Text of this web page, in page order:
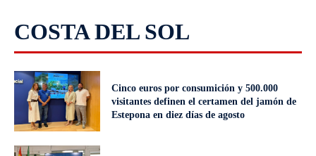
COSTA DEL SOL
Cinco euros por consumición y 500.000
visitantes definen el certamen del jamón de
Estepona en diez días de agosto